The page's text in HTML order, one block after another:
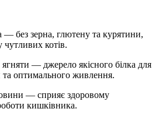
— без зерна, глютену та курятини,
чутливих котів.
— джерело якісного білка для
та оптимального живлення.
— сприяє здоровому
кишківника.